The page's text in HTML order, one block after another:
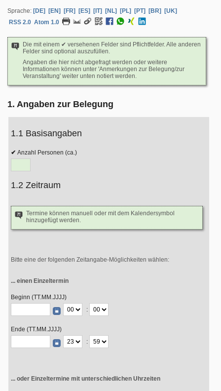
Sprache: [DE] [EN] [FR] [ES] [IT] [NL] [PL] [PT] [BR]
[UK]
RSS 2.0 Atom 1.0
Die mit einem ✔ versehenen Felder sind Pflichtfelder. Alle anderen
Felder sind optional auszufüllen.
Angaben die hier nicht abgefragt werden oder weitere
Informationen können unter 'Anmerkungen zur Belegung/zur
Veranstaltung' weiter unten notiert werden.
1. Angaben zur Belegung
1.1 Basisangaben
Anzahl Personen (ca.)
1.2 Zeitraum
Termine können manuell oder mit dem Kalendersymbol
hinzugefügt werden.
Bitte eine der folgenden Zeitangabe-Möglichkeiten wählen:
... einen Einzeltermin
Beginn (TT.MM.JJJJ)
:
Ende (TT.MM.JJJJ)
:
... oder Einzeltermine mit unterschiedlichen Uhrzeiten